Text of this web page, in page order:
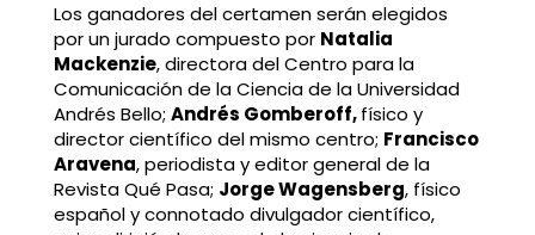
Los ganadores del certamen serán elegidos
por un jurado compuesto por Natalia
Mackenzie, directora del Centro para la
Comunicación de la Ciencia de la Universidad
Andrés Bello; Andrés Gomberoff,físico y
director científico del mismo centro; Francisco
Aravena, periodista y editor general de la
Revista Qué Pasa; Jorge Wagensberg, físico
español y connotado divulgador científico,